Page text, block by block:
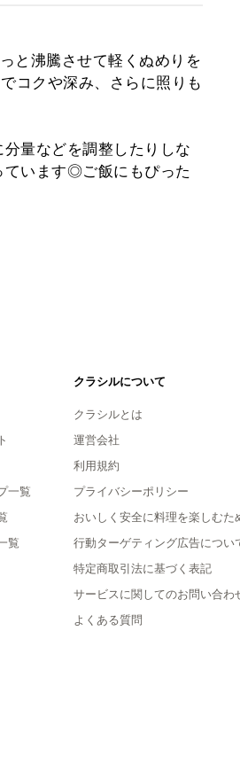
と沸騰させて軽くぬめりを
コクや深み、さらに照りも
量などを調整したりしな
ています◎ご飯にもぴった
一覧
覧
クラシルについて
クラシルとは
運営会社
利用規約
プライバシーポリシー
おいしく安全に料理を楽しむた
行動ターゲティング広告につい
特定商取引法に基づく表記
サービスに関してのお問い合わ
よくある質問